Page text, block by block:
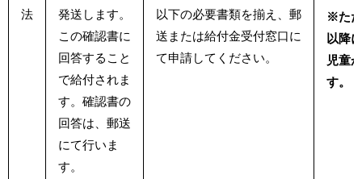
法
発送します。
この確認書に
回答すること
で給付されま
す。確認書の
回答は、郵送
にて行いま
す。
以下の必要書類を揃え、郵
送または給付金受付窓口に
て申請してください。
※た
以降
児童
す。